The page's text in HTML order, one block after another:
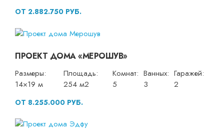
ОТ 2.882.750 РУБ.
ПРОЕКТ ДОМА «МЕРОШУВ»
Размеры:
14×19 м
Площадь:
254 м2
Комнат:
5
Ванных:
3
Гаражей:
2
ОТ 8.255.000 РУБ.